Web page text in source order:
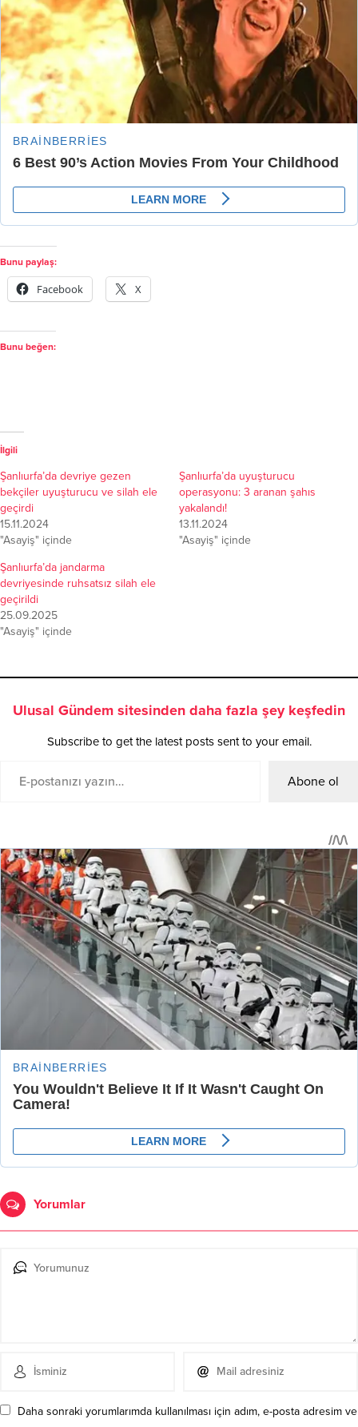
Bunu paylaş:
Facebook X
Bunu beğen:
İlgili
Şanlıurfa’da devriye gezen
bekçiler uyuşturucu ve silah ele
geçirdi
15.11.2024
"Asayiş" içinde
Şanlıurfa’da uyuşturucu
operasyonu: 3 aranan şahıs
yakalandı!
13.11.2024
"Asayiş" içinde
Şanlıurfa’da jandarma
devriyesinde ruhsatsız silah ele
geçirildi
25.09.2025
"Asayiş" içinde
Ulusal Gündem sitesinden daha fazla şey keşfedin
Subscribe to get the latest posts sent to your email.
Abone ol
Yorumlar
Daha sonraki yorumlarımda kullanılması için adım, e-posta adresim ve